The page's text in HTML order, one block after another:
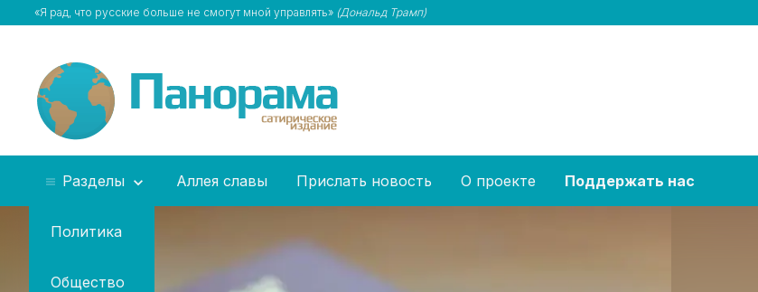
«Я рад, что русские больше не смогут мной управлять» (Дональд Трамп)
Разделы
Политика
Общество
Аллея славы Прислать новость О проекте Поддержать нас